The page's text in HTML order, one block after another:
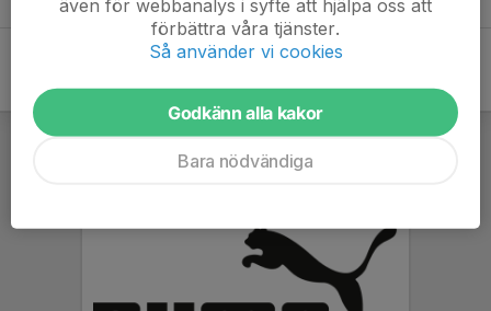
även för webbanalys i syfte att hjälpa oss att
förbättra våra tjänster.
Så använder vi cookies
Godkänn alla kakor
Bara nödvändiga